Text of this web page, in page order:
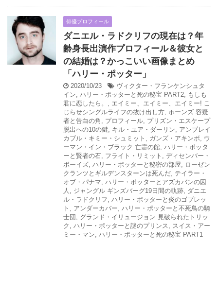
俳優プロフィール
ダニエル・ラドクリフの現在は？年
齢身長出演作プロフィール＆彼女と
の結婚は？かっこいい画像まとめ
「ハリー・ポッター」
2020/10/23
ヴィクター・フランケンシュタ
イン ハリー・ポッターと死の秘宝 PART2
もしも
君に恋したら。
エイミー、エイミー、エイミー! こ
じらせシングルライフの抜け出し方 ホーンズ 容疑
者と告白の角
プロフィール プリズン・エスケープ
脱出への10の鍵
キル・ユア・ダーリン
アンブレイ
カブル・キミー・シュミット
ガンズ・アキンボ
ウ
ーマン・イン・ブラック 亡霊の館 ハリー・ポッタ
ーと賢者の石 フライト・リミット
ディセンバー・
ボーイズ ハリー・ポッターと秘密の部屋
ローゼン
クランツとギルデンスターンは死んだ テイラー・
オブ・パナマ ハリー・ポッターとアズカバンの囚
人
ジャングル ギンズバーグ19日間の軌跡 ダニエ
ル・ラドクリフ ハリー・ポッターと炎のゴブレッ
ト
アンダーカバー ハリー・ポッターと不死鳥の騎
士団
グランド・イリュージョン 見破られたトリッ
ク
ハリー・ポッターと謎のプリンス
スイス・アー
ミー・マン ハリー・ポッターと死の秘宝 PART1